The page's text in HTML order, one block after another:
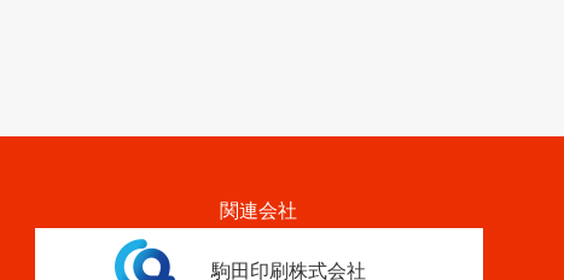
関連会社
駒田印刷株式会社